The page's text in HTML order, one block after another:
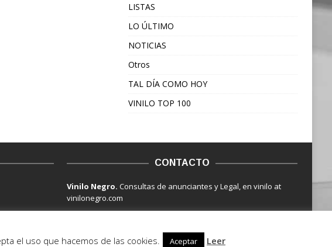
LISTAS
LO ÚLTIMO
NOTICIAS
Otros
TAL DÍA COMO HOY
VINILO TOP 100
CONTACTO
Vinilo Negro.Consultas de anunciantes y Legal, en vinilo at
vinilonegro.com
el uso que hacemos de las cookies. Aceptar Leer